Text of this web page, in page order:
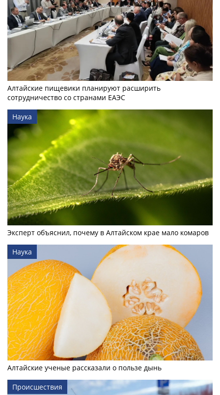
Алтайские пищевики планируют расширить
сотрудничество со странами ЕАЭС
Наука
Эксперт объяснил, почему в Алтайском крае мало комаров
Наука
Алтайские ученые рассказали о пользе дынь
Происшествия